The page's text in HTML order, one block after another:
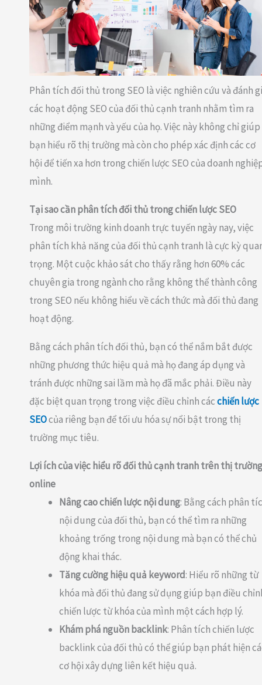
Phân tích đối thủ trong SEO là việc nghiên cứu và đánh
các hoạt động SEO của đối thủ cạnh tranh nhằm tìm ra
những điểm mạnh và yếu của họ. Việc này không chỉ giúp
bạn hiểu rõ thị trường mà còn cho phép xác định các cơ
hội để tiến xa hơn trong chiến lược SEO của doanh
mình.
Tại sao cần phân tích đối thủ trong chiến lược SEO
Trong môi trường kinh doanh trực tuyến ngày nay, việc
phân tích khả năng của đối thủ cạnh tranh là cực kỳ
trọng. Một cuộc khảo sát cho thấy rằng hơn 60% các
chuyên gia trong ngành cho rằng không thể thành công
trong SEO nếu không hiểu về cách thức mà đối thủ đang
hoạt động.
Bằng cách phân tích đối thủ, bạn có thể nắm bắt được
những phương thức hiệu quả mà họ đang áp dụng và
tránh được những sai lầm mà họ đã mắc phải. Điều này
đặc biệt quan trọng trong việc điều chỉnh cácchiến lược
SEOcủa riêng bạn để tối ưu hóa sự nổi bật trong thị
trường mục tiêu.
Lợi ích của việc hiểu rõ đối thủ cạnh tranh trên thị trường
online
Nâng cao chiến lược nội dung: Bằng cách phân
nội dung của đối thủ, bạn có thể tìm ra những
khoảng trống trong nội dung mà bạn có thể chủ
động khai thác.
Tăng cường hiệu quả keyword: Hiểu rõ những từ
khóa mà đối thủ đang sử dụng giúp bạn điều
chiến lược từ khóa của mình một cách hợp lý.
Khám phá nguồn backlink: Phân tích chiến lược
backlink của đối thủ có thể giúp bạn phát hiện
cơ hội xây dựng liên kết hiệu quả.